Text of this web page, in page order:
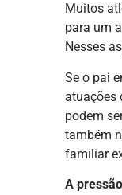
Muitos
para um
Nesses
Se o pai
atuações
podem
também
familiar
A